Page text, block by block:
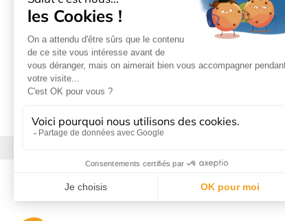
Rue du Bocage La Ribotière
85170 Le Poiré sur Vie